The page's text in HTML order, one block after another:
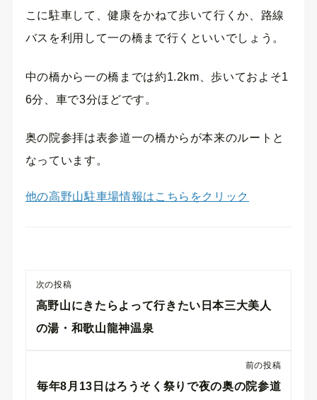
こに駐車して、健康をかねて歩いて行くか、路線
バスを利用して一の橋まで行くといいでしょう。
中の橋から一の橋までは約1.2km、歩いておよそ1
6分、車で3分ほどです。
奥の院参拝は表参道一の橋からが本来のルートと
なっています。
他の高野山駐車場情報はこちらをクリック
次の投稿
高野山にきたらよって行きたい日本三大美人
の湯・和歌山龍神温泉
前の投稿
毎年8月13日はろうそく祭りで夜の奥の院参道